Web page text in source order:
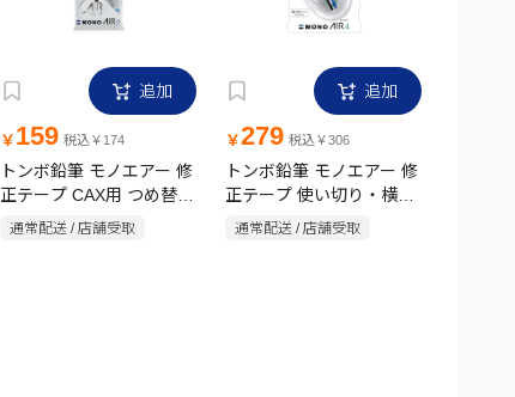
追加
￥ 159 税込￥174
トンボ鉛筆 モノエアー 修
正テープ CAX用 つめ替え
カートリッジ 6mm×10m
CT-CAR6
通常配送 / 店舗受取
追加
￥279 税込￥306
トンボ鉛筆 モノエアー 修
正テープ 使い切り・横引
きタイプ 4.2mm×15m
CT-YA4
通常配送 / 店舗受取